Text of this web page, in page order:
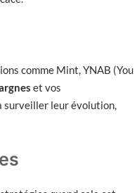
comme Mint, YNAB (You
et vos
surveiller leur évolution,